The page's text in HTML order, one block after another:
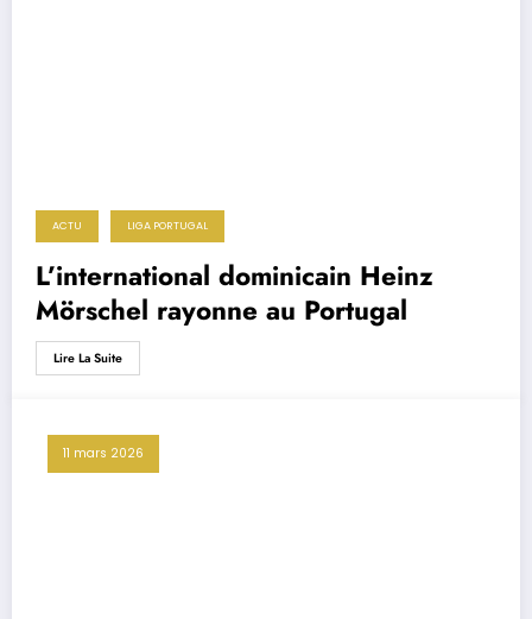
ACTU LIGA PORTUGAL
L’international dominicain Heinz
Mörschel rayonne au Portugal
Lire La Suite
11 mars 2026